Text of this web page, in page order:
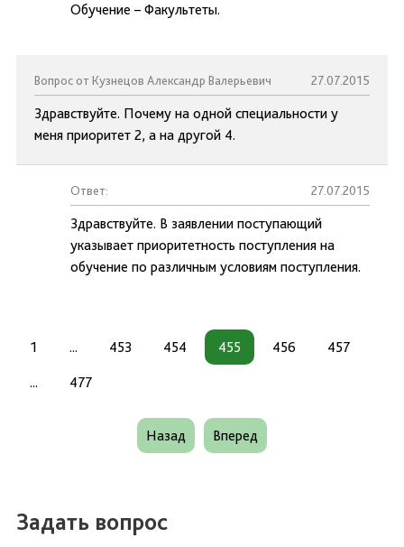
Обучение – Факультеты.
Вопрос от Кузнецов Александр Валерьевич 27.07.2015
Здравствуйте. Почему на одной специальности у
меня приоритет 2, а на другой 4.
Ответ: 27.07.2015
Здравствуйте. В заявлении поступающий
указывает приоритетность поступления на
обучение по различным условиям поступления.
1 ... 453 454 455 456 457
... 477
Назад Вперед
Задать вопрос